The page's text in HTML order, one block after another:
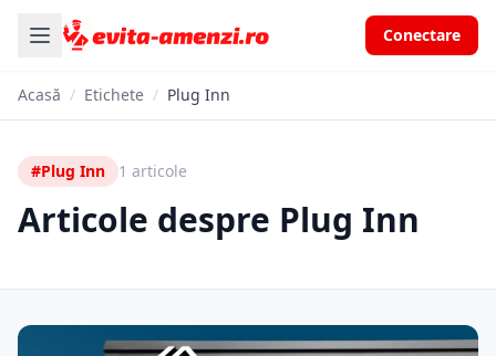
Conectare
Acasă / Etichete / Plug Inn
#Plug Inn 1 articole
Articole despre Plug Inn